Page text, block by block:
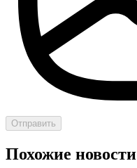
Отправить
Похожие новости